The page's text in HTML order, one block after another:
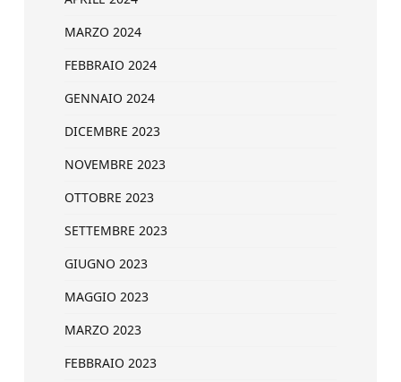
MARZO 2024
FEBBRAIO 2024
GENNAIO 2024
DICEMBRE 2023
NOVEMBRE 2023
OTTOBRE 2023
SETTEMBRE 2023
GIUGNO 2023
MAGGIO 2023
MARZO 2023
FEBBRAIO 2023